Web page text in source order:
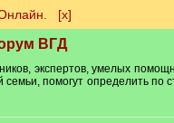
[х]
ВГД
экспертов, умелых
помогут определить